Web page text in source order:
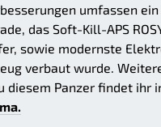
umfassen
das Soft-Kill-APS
sowie modernste
verbaut wurde.
diesem Panzer findet ihr